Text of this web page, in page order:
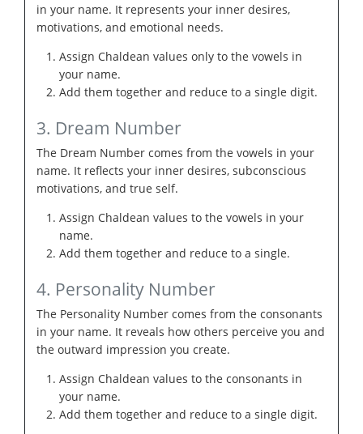
in your name. It represents your inner desires,
motivations, and emotional needs.
Assign Chaldean values only to the vowels in
your name.
Add them together and reduce to a single digit.
3. Dream Number
The Dream Number comes from the vowels in your
name. It reflects your inner desires, subconscious
motivations, and true self.
Assign Chaldean values to the vowels in your
name.
Add them together and reduce to a single.
4. Personality Number
The Personality Number comes from the consonants
in your name. It reveals how others perceive you and
the outward impression you create.
Assign Chaldean values to the consonants in
your name.
Add them together and reduce to a single digit.